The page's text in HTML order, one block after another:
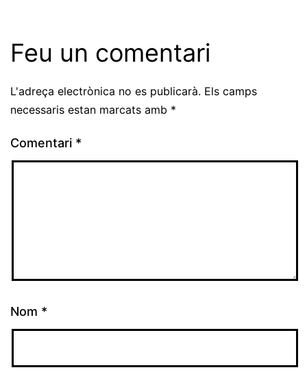
Feu un comentari
L'adreça electrònica no es publicarà. Els camps
necessaris estan marcats amb *
Comentari *
Nom *